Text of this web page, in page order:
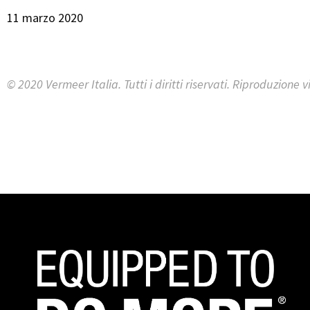
11 marzo 2020
© 2020 Vermeer Italia. Tutti i diritti riservati. Riproduzione